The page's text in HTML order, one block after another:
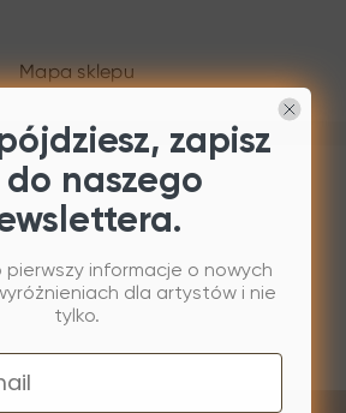
Mapa sklepu
zapisz
do naszego
pierwszy informacje o nowych
dla artystów i nie
tylko.